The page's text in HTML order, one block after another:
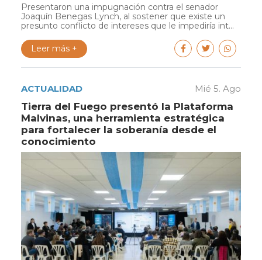
Presentaron una impugnación contra el senador
Joaquín Benegas Lynch, al sostener que existe un
presunto conflicto de intereses que le impediría int...
Leer más +
ACTUALIDAD Mié 5. Ago
Tierra del Fuego presentó la Plataforma
Malvinas, una herramienta estratégica
para fortalecer la soberanía desde el
conocimiento